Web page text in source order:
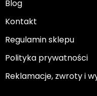
Blog
Kontakt
Regulamin sklepu
Polityka prywatności
Reklamacje, zwroty i